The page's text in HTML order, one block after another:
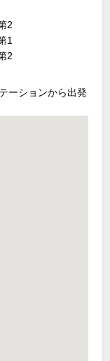
2
1
2
ーションから出発